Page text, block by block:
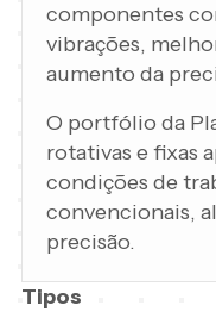
componentes
vibrações,
aumento da
O portfólio da
rotativas e fixas
condições de
convencionais,
precisão.
Tipos